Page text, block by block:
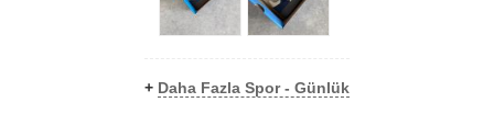
+ Daha Fazla Spor - Günlük